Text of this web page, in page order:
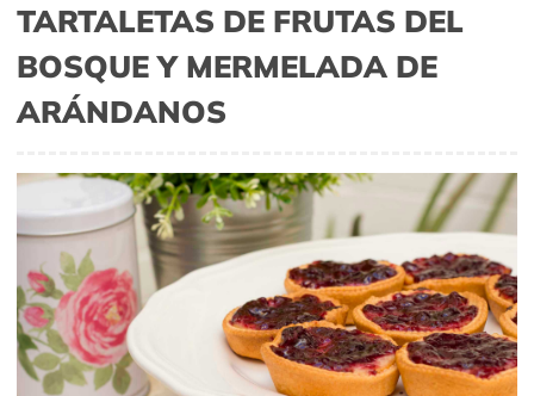
TARTALETAS DE FRUTAS DEL
BOSQUE Y MERMELADA DE
ARÁNDANOS